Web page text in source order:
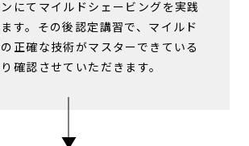
にてマイルドシェービングを実践
す。その後認定講習で、マイルド
正確な技術がマスターできている
確認させていただきます。